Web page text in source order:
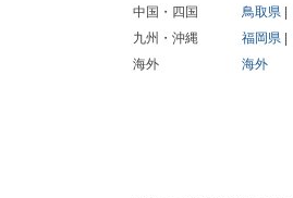
中国・四国
鳥取県
九州・沖縄
福岡県
海外
海外